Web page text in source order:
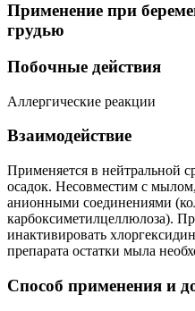
Применение при
грудью
Побочные действия
Аллергические реакции
Взаимодействие
Применяется в нейтральной
осадок. Несовместим с
анионными соединениями
карбоксиметилцеллюлоза).
инактивировать
препарата остатки мыла
Способ применения и